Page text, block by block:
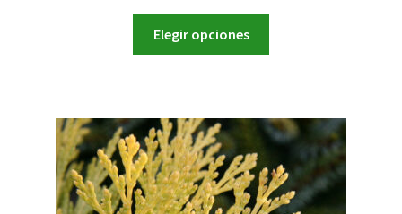
Elegir opciones
Las
opciones
se
pueden